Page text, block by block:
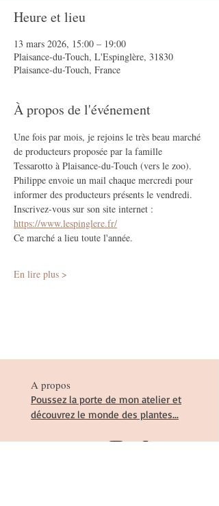
Heure et lieu
13 mars 2026, 15:00 – 19:00
Plaisance-du-Touch, L'Espinglère, 31830
Plaisance-du-Touch, France
À propos de l'événement
Une fois par mois, je rejoins le très beau marché
de producteurs proposée par la famille
Tessarotto à Plaisance-du-Touch (vers le zoo).
Philippe envoie un mail chaque mercredi pour
informer des producteurs présents le vendredi.
Inscrivez-vous sur son site internet :
https://www.lespinglere.fr/
Ce marché a lieu toute l'année.
En lire plus >
A propos
Poussez la porte de mon atelier et
découvrez le monde des plantes...